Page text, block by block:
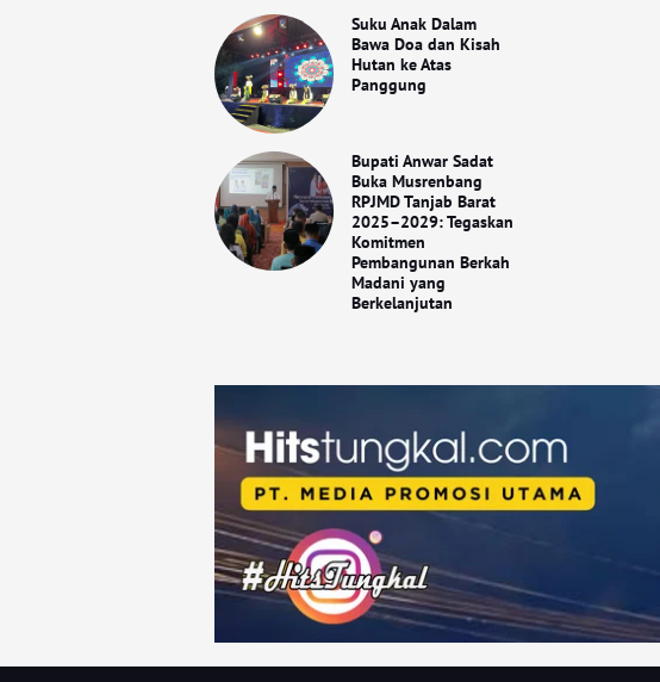
Suku Anak Dalam
Bawa Doa dan Kisah
Hutan ke Atas
Panggung
Bupati Anwar Sadat
Buka Musrenbang
RPJMD Tanjab Barat
2025–2029: Tegaskan
Komitmen
Pembangunan Berkah
Madani yang
Berkelanjutan